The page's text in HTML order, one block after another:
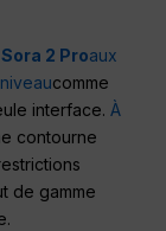
2 Proaux
comme
interface.À
contourne
de gamme